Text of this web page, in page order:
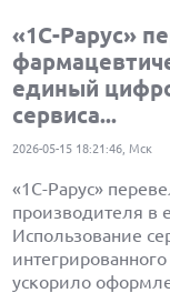
«1С-Рарус»
единый
сервиса...
2026-05-15 18:21:46, Мск
«1С-Рарус»
производителя в
Использование
интегрированного
ускорило